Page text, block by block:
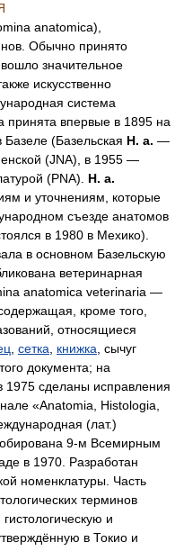
anatomica),
Обычно принято
значительное
искусственно
система
принята впервые в 1895 на
(Базельская Н. а. —
(JNA), в 1955 —
(PNA). Н. а.
и уточнениям, которые
съезде анатомов
в 1980 в Мехико).
в основном Базельскую
ветеринарная
anatomica veterinaria —
кроме того,
относящиеся
сетка книжка , сычуг
документа; на
сделаны исправления
«Anatomia, Histologia,
(лат.)
9-м Всемирным
в 1970. Разработан
номенклатуры. Часть
терминов
и
в Токио и